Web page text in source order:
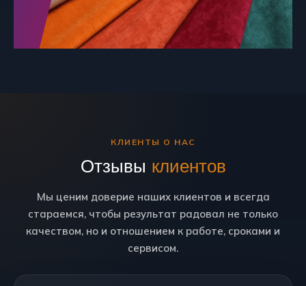
КЛИЕНТЫ О НАС
Отзывы клиентов
Мы ценим доверие наших клиентов и всегда
стараемся, чтобы результат радовал не только
качеством, но и отношением к работе, сроками и
сервисом.